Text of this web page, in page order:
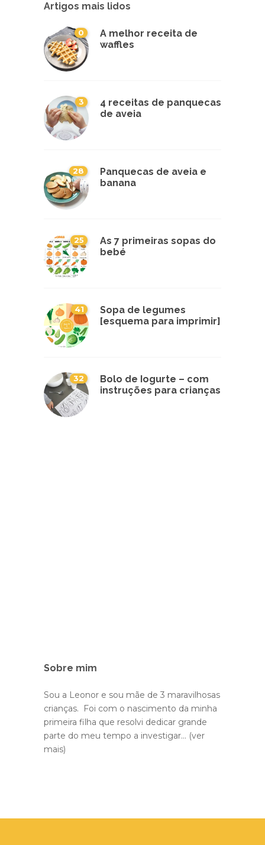
Artigos mais lidos
0
A melhor receita de
waffles
3
4 receitas de panquecas
de aveia
28
Panquecas de aveia e
banana
25
As 7 primeiras sopas do
bebé
41
Sopa de legumes
[esquema para imprimir]
32
Bolo de Iogurte – com
instruções para crianças
Sobre mim
Sou a Leonor e sou mãe de 3 maravilhosas
crianças. Foi com o nascimento da minha
primeira filha que resolvi dedicar grande
parte do meu tempo a investigar... (ver
mais)